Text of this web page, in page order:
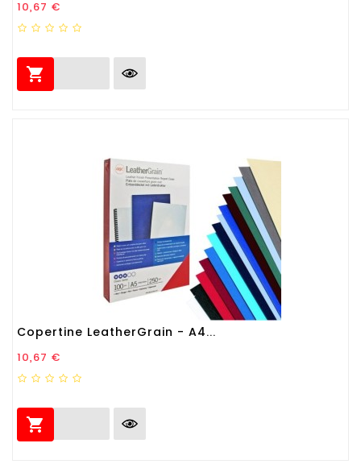
Prezzo
10,67 €

Copertine LeatherGrain - A4...
Prezzo
10,67 €
